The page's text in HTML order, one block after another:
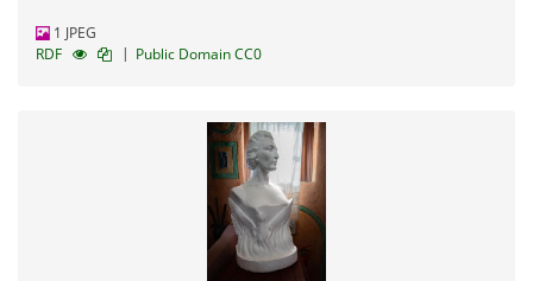
1 JPEG
RDF
| Public Domain CC0